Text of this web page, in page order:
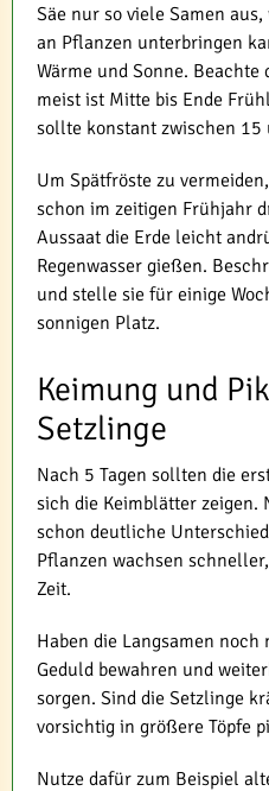
Säe nur so viele Samen
an Pflanzen unterbringen
Wärme und Sonne.
meist ist Mitte bis Ende
sollte konstant zwischen 15
Um Spätfröste zu
schon im zeitigen Frühjahr
Aussaat die Erde leicht
Regenwasser gießen.
und stelle sie für einige
sonnigen Platz.
Keimung und
Setzlinge
Nach 5 Tagen sollten die
sich die Keimblätter zeigen.
schon deutliche
Pflanzen wachsen
Zeit.
Haben die Langsamen
Geduld bewahren und
sorgen. Sind die Setzlinge
vorsichtig in größere Töpfe
Nutze dafür zum Beispiel